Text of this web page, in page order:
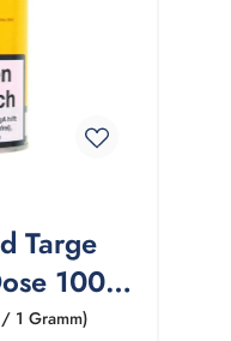
Targe
100
1 Gramm)